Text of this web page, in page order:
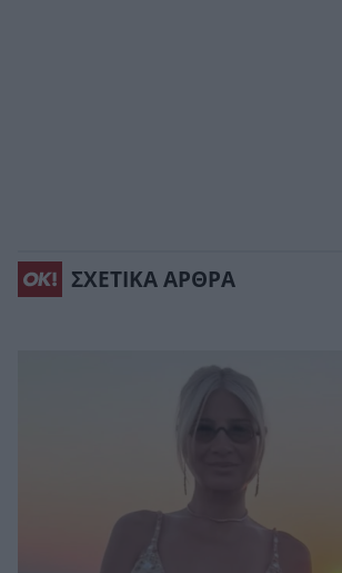
ΣΧΕΤΙΚΑ ΑΡΘΡΑ